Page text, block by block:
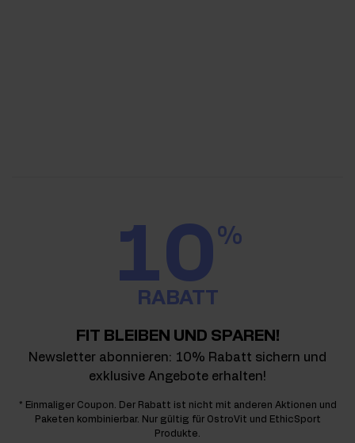
10%
RABATT
FIT BLEIBEN UND SPAREN!
Newsletter abonnieren: 10% Rabatt sichern und
exklusive Angebote erhalten!
* Einmaliger Coupon. Der Rabatt ist nicht mit anderen Aktionen und
Paketen kombinierbar. Nur gültig für OstroVit und EthicSport
Produkte.